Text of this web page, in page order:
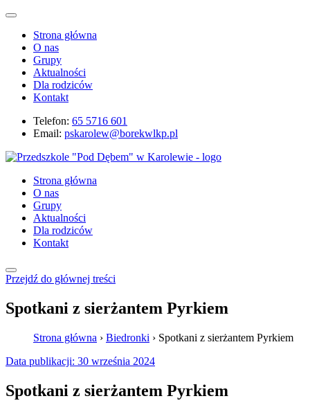
Strona główna
O nas
Grupy
Aktualności
Dla rodziców
Kontakt
Telefon: 65 5716 601
Email: pskarolew@borekwlkp.pl
Strona główna
O nas
Grupy
Aktualności
Dla rodziców
Kontakt
Przejdź do głównej treści
Spotkani z sierżantem Pyrkiem
Strona główna › Biedronki › Spotkani z sierżantem Pyrkiem
Data publikacji: 30 września 2024
Spotkani z sierżantem Pyrkiem